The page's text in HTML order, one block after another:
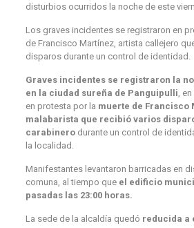
disturbios ocurridos la noche de este
Los graves incidentes se registraron en
de Francisco Martínez, artista callejero
disparos durante un control de identidad.
Graves incidentes se registraron la
en la ciudad sureña de Panguipulli,
en protesta por la muerte de Francisco
malabarista que recibió varios
carabinerodurante un control de
la localidad.
Manifestantes levantaron barricadas en
comuna, al tiempo que el edificio
pasadas las 23:00 horas.
La sede de la alcaldía quedó reducida a